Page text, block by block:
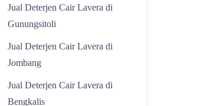
Jual Deterjen Cair Lavera di
Gunungsitoli
Jual Deterjen Cair Lavera di
Jombang
Jual Deterjen Cair Lavera di
Bengkalis